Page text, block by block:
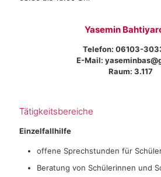
Yasemin
Telefon: 06103-
E-Mail:
Raum: 3.117
Tätigkeitsbereiche
Einzelfallhilfe
offene Sprechstunden für
Beratung von Schülerinnen und